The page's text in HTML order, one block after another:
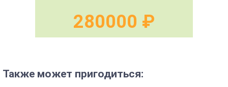
280000 ₽
Также может пригодиться: